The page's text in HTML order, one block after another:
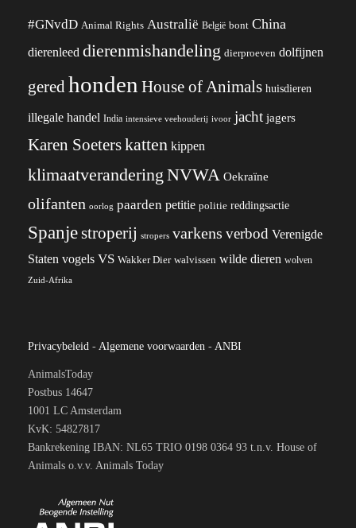
#GNvdD Animal Rights Australië België bont China
dierenleed dierenmishandeling dierproeven dolfijnen
geredhonden House of Animals huisdieren
illegale handel India intensieve veehouderij ivoor jacht jagers
Karen Soeterskatten kippen
klimaatverandering NVWA Oekraïne
olifanten oorlog paarden petitie politie reddingsactie
Spanjestroperij stropers varkens verbod Verenigde
Staten vogels VS Wakker Dier walvissen wilde dieren wolven
Zuid-Afrika
Privacybeleid - Algemene voorwaarden - ANBI
AnimalsToday
Postbus 14647
1001 LC Amsterdam
KvK: 54827817
Bankrekening IBAN: NL65 TRIO 0198 0364 93 t.n.v. House of
Animals o.v.v. Animals Today